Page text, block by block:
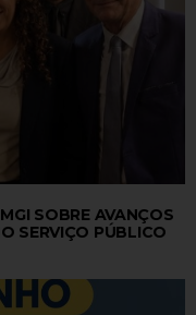
SOBRE AVANÇOS
SERVIÇO PÚBLICO